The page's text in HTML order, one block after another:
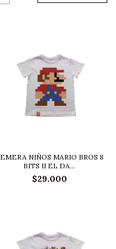
NIÑOS MARIO BROS 8
BITS II EL DA...
$29.000